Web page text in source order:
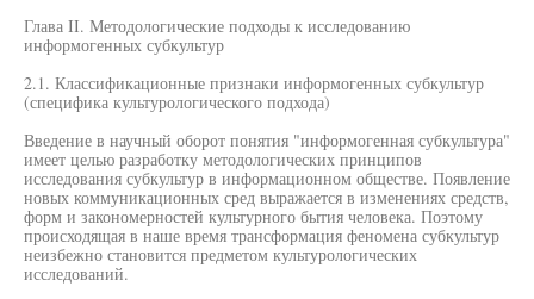
Глава II. Методологические подходы к исследованию
информогенных субкультур
2.1. Классификационные признаки информогенных субкультур
(специфика культурологического подхода)
Введение в научный оборот понятия "информогенная субкультура"
имеет целью разработку методологических принципов
исследования субкультур в информационном обществе. Появление
новых коммуникационных сред выражается в изменениях средств,
форм и закономерностей культурного бытия человека. Поэтому
происходящая в наше время трансформация феномена субкультур
неизбежно становится предметом культурологических
исследований.